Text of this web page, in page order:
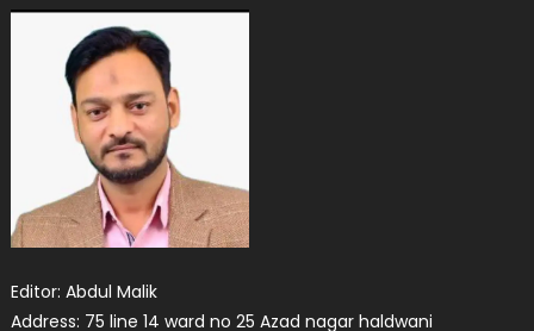
Editor: Abdul Malik
Address: 75 line 14 ward no 25 Azad nagar haldwani